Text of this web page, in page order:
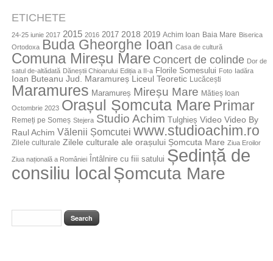
ETICHETE
24-25 iunie 2017 2015 2016 2017 2018 2019 Achim Ioan Baia Mare Biserica
Ortodoxa
Buda Gheorghe Ioan Casa de cultură
Comuna Mireșu Mare Concert de colinde Dor de
satul de-altădată Dăneștii Chioarului Ediția a II-a Florile Somesului Foto Iadăra
Ioan Buteanu Jud. Maramureș Liceul Teoretic Lucăcești
Maramures Maramureș Mireșu Mare Mătieș Ioan
Octombrie 2023 Orașul Șomcuta Mare Primar
Remeți pe Someș Stejera Studio Achim Tulghieș Video Video By
Raul Achim Vălenii Șomcutei www.studioachim.ro
Zilele culturale Zilele culturale ale orașului Șomcuta Mare Ziua Eroilor
Ziua națională a României Întâlnire cu fiii satului Ședință de
consiliu localȘomcuta Mare